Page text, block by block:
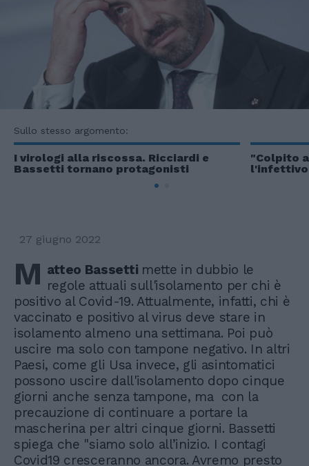
Sullo stesso argomento:
I virologi alla riscossa. Ricciardi e
Bassetti tornano protagonisti
"Colpito
27 giugno 2022
M atteo Bassetti mette in dubbio le
regole attuali sull'isolamento per chi è
positivo al Covid-19. Attualmente, infatti, chi è
vaccinato e positivo al virus deve stare in
isolamento almeno una settimana. Poi può
uscire ma solo con tampone negativo. In altri
Paesi, come gli Usa invece, gli asintomatici
possono uscire dall'isolamento dopo cinque
giorni anche senza tampone, ma con la
precauzione di continuare a portare la
mascherina per altri cinque giorni. Bassetti
spiega che "siamo solo all’inizio. I contagi
Covid19 cresceranno ancora. Avremo presto